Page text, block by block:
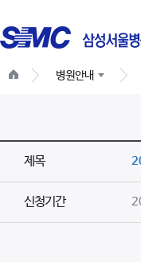
병원안내
제목
신청기간